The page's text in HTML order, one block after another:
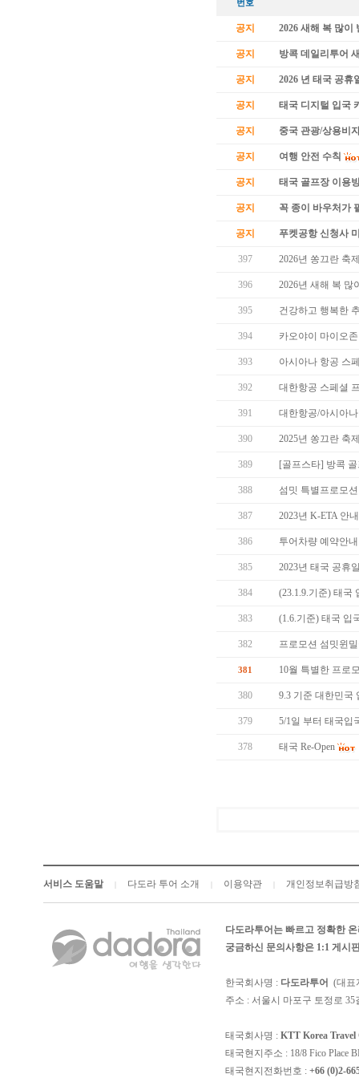
번호
공지 2026 새해 복 많이
공지 방콕 데일리투어
공지 2026 년 태국 공휴
공지 태국 디지털 입국
공지 중국 관광/상용비
공지 여행 안전 수칙
공지 태국 골프장 이용
공지 꼭 종이 바우처가
공지 푸켓공항 신청사
397 2026년 쏭끄란 축
396 2026년 새해 복 많
395 건강하고 행복한
394 카오야이 마이오
393 아시아나 항공 스
392 대한항공 스페셜
391 대한항공/아시아
390 2025년 쏭끄란 축
389 [골프스타] 방콕
388 섬밋 특별프로모
387 2023년 K-ETA 안내
386 투어차량 예약안내
385 2023년 태국 공휴
384 (23.1.9.기준) 태국
383 (1.6.기준) 태국 입
382 프로모션 섬밋윈
381 10월 특별한 프로
380 9.3 기준 대한민국
379 5/1일 부터 태국입
378 태국 Re-Open
서비스 도움말 다도라 투어 소개 이용약관 개인정보취급방
다도라투어는 빠르고 정확한
궁금하신 문의사항은 1:1 게시
한국회사명 : 다도라투어 (대표
주소 : 서울시 마포구 토정로
태국회사명 : KTT Korea
태국현지주소 : 18/8 Fico Place
태국현지전화번호 : +66 (0)2-